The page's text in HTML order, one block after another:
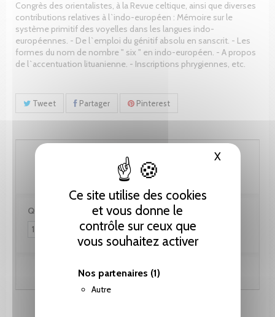
Ce site utilise des cookies
et vous donne le
contrôle sur ceux que
vous souhaitez activer
Nos partenaires (1)
Autre
XMasquer
Congrès des orientalistes, à la Revue celtique, ainsi que diverses
contributions relatives à l`indo-européen : Mémoire sur le
système primitif des voyelles dans les langues indo-
européennes. - De l`emploi du génitif absolu en sanscrit. - Les
formes du nom de nombre " six " en indo-européen. - A propos
de l`accentuation lituanienne. - Inscriptions phrygiennes, etc.
Tweet Partager Pinterest
102.60 CHF
Quantité :
Ajouter au panier